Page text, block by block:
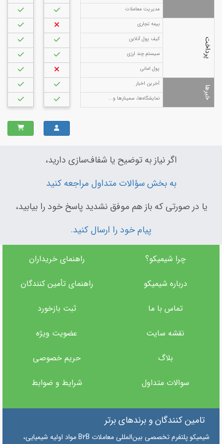
با
ورود
مدیریت معاملات
پرداخت
بیمه تجاری
کیف پول آنلاین
سیستم چند ارزی
پول امانی
خبرها
آخرین اخبار
نمایشگاه‌ها، سمینارها و...
اگر نیاز به توضیح یا شفاف‌سازی دارید،
به بخش سؤالات متداول مراجعه کنید
یا در صورتی که باز هم موفق نشدید پاسخ خود را بیابید،
پیام خود را ارسال کنید.
چرا شیمیکو؟
درباره شیمیکو
تماس با ما
نقشه سایت
بلاگ
سوالات متداول
راهنمای خریداران
راهنمای تأمین‌ کنندگان
ثبت بازخورد
عضویت ویژه
حریم خصوصی
شرایط و ضوابط
تامین کنندگان و برندهای برتر
"شیمیکو پلتفرم تخصصی بین‌المللی معاملات B2B مواد اولیه شیمیایی،